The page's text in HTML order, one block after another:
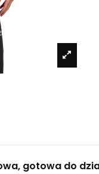
gotowa do